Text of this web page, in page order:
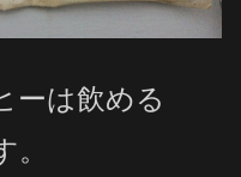
ーは飲める